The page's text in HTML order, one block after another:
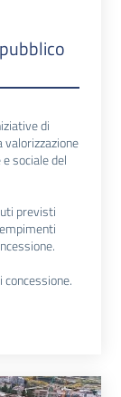
di
valorizzazione
sociale del
previsti